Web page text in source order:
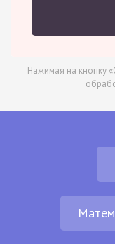
Нажимая на кнопку